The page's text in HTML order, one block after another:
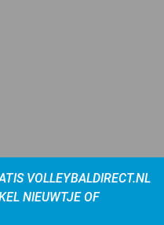
VOLLEYBALDIRECT.NL
NIEUWTJE OF